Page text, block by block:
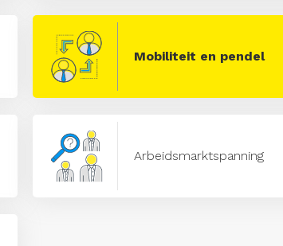
Mobiliteit en pendel
Arbeidsmarktspanning